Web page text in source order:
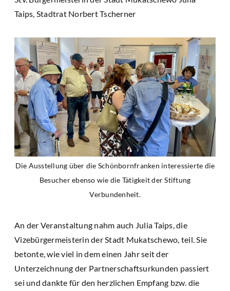
Taips, Stadtrat Norbert Tscherner
Die Ausstellung über die Schönbornfranken interessierte die
Besucher ebenso wie die Tätigkeit der Stiftung
Verbundenheit.
An der Veranstaltung nahm auch Julia Taips, die
Vizebürgermeisterin der Stadt Mukatschewo, teil. Sie
betonte, wie viel in dem einen Jahr seit der
Unterzeichnung der Partnerschaftsurkunden passiert
sei und dankte für den herzlichen Empfang bzw. die